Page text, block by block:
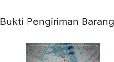
Bukti Pengiriman Barang